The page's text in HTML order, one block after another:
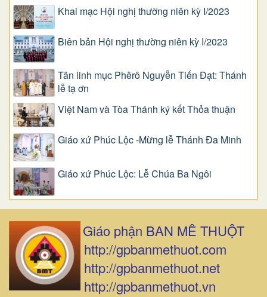
Khai mạc Hội nghị thường niên kỳ I/2023
Biên bản Hội nghị thường niên kỳ I/2023
Tân linh mục Phêrô Nguyễn Tiến Đạt: Thánh
lễ tạ ơn
Việt Nam và Tòa Thánh ký kết Thỏa thuận
Giáo xứ Phúc Lộc -Mừng lễ Thánh Đa Minh
Giáo xứ Phúc Lộc: Lễ Chúa Ba Ngôi
Giáo phận BAN MÊ THUỘT
http://gpbanmethuot.com
http://gpbanmethuot.net
http://gpbanmethuot.vn